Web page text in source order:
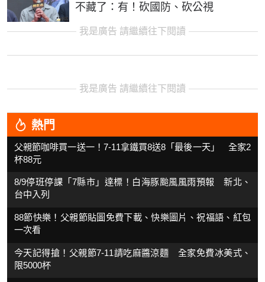
不藏了：有！砍國防、砍公視
我是廣告 請繼續往下閱讀
我是廣告 請繼續往下閱讀
熱門
父親節咖啡買一送一！7-11拿鐵買8送8「最後一天」 全家2
杯88元
8/9停班停課「7縣市」達標！白海豚颱風風雨預報 新北、
台中入列
88節快樂！父親節貼圖免費下載、快樂圖片、祝福語、紅包
一次看
今天記得搶！父親節7-11請吃麻醬涼麵 全家免費冰美式、
限5000杯